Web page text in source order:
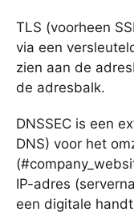
TLS (voorheen
via een
zien aan de
de adresbalk.
DNSSEC is een
DNS) voor het
IP-adres
een digitale